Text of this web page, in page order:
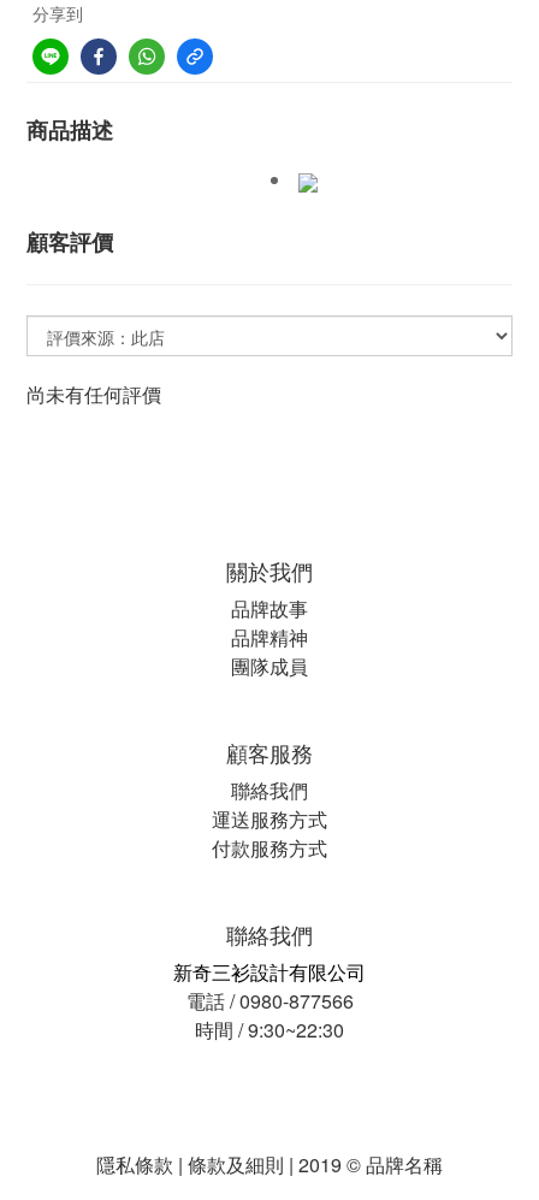
分享到
商品描述
顧客評價
尚未有任何評價
關於我們
品牌故事
品牌精神
團隊成員
顧客服務
聯絡我們
運送服務方式
付款服務方式
聯絡我們
新奇三衫設計有限公司
電話 / 0980-877566
時間 / 9:30~22:30
隱私條款 | 條款及細則 | 2019 © 品牌名稱